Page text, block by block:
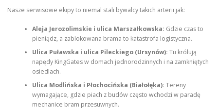
Nasze serwisowe ekipy to niemal stali bywalcy takich arterii jak:
Aleja Jerozolimskie i ulica Marszałkowska: Gdzie czas to
pieniądz, a zablokowana brama to katastrofa logistyczna.
Ulica Puławska i ulica Pileckiego (Ursynów): Tu królują
napędy KingGates w domach jednorodzinnych i na zamkniętych
osiedlach.
Ulica Modlińska i Płochocińska (Białołęka): Tereny
wymagające, gdzie piach z budów często wchodzi w paradę
mechanice bram przesuwnych.